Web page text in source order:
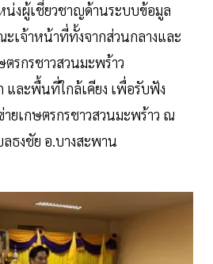
น่งผู้เชี่ยวชาญด้านระบบข้อมูล
เจ้าหน้าที่ทั้งจากส่วนกลางและ
รกรชาวสวนมะพร้าว
และพื้นที่ใกล้เคียง เพื่อรับฟัง
ยเกษตรกรชาวสวนมะพร้าว ณ
ธงชัย อ.บางสะพาน